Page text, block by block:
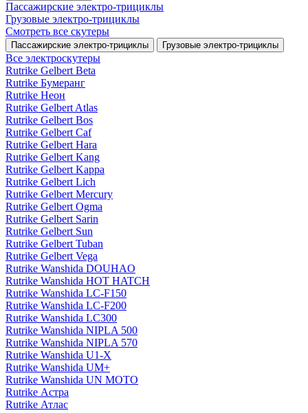
Пассажирские электро‑трициклы
Грузовые электро‑трициклы
Смотреть все скутеры
Пассажирские электро‑трициклы Грузовые электро‑трициклы
Все электро­скутеры
Rutrike Gelbert Beta
Rutrike Бумеранг
Rutrike Неон
Rutrike Gelbert Atlas
Rutrike Gelbert Bos
Rutrike Gelbert Caf
Rutrike Gelbert Hara
Rutrike Gelbert Kang
Rutrike Gelbert Kappa
Rutrike Gelbert Lich
Rutrike Gelbert Mercury
Rutrike Gelbert Ogma
Rutrike Gelbert Sarin
Rutrike Gelbert Sun
Rutrike Gelbert Tuban
Rutrike Gelbert Vega
Rutrike Wanshida DOUHAO
Rutrike Wanshida HOT HATCH
Rutrike Wanshida LC-F150
Rutrike Wanshida LC-F200
Rutrike Wanshida LC300
Rutrike Wanshida NIPLA 500
Rutrike Wanshida NIPLA 570
Rutrike Wanshida U1-X
Rutrike Wanshida UM+
Rutrike Wanshida UN MOTO
Rutrike Астра
Rutrike Атлас